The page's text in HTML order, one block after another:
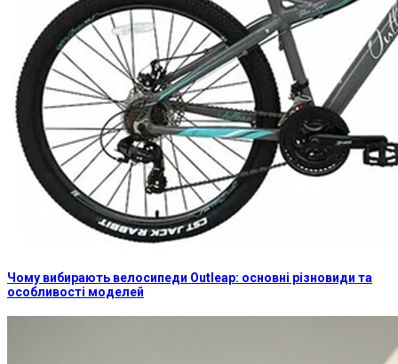
Чому вибирають велосипеди Outleap: основні різновиди та
особливості моделей